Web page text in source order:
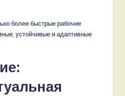
более быстрые рабочие
устойчивые и адаптивные